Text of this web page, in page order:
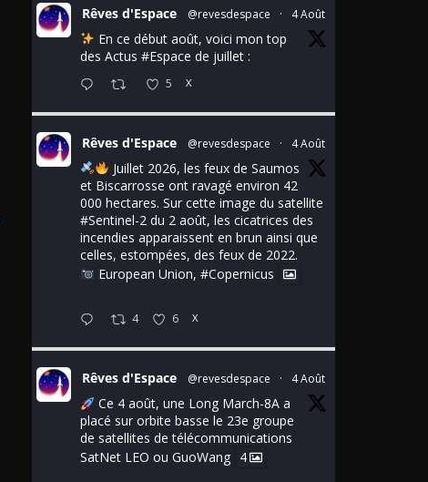
Rêves d'Espace @revesdespace · 4 Août
En ce début août, voici mon top
des Actus #Espace de juillet :
5 X
Rêves d'Espace @revesdespace · 4 Août
Juillet 2026, les feux de Saumos
et Biscarrosse ont ravagé environ 42
000 hectares. Sur cette image du satellite
#Sentinel-2 du 2 août, les cicatrices des
incendies apparaissent en brun ainsi que
celles, estompées, des feux de 2022.
European Union, #Copernicus
4 6 X
Rêves d'Espace @revesdespace · 4 Août
Ce 4 août, une Long March-8A a
placé sur orbite basse le 23e groupe
de satellites de télécommunications
SatNet LEO ou GuoWang 4